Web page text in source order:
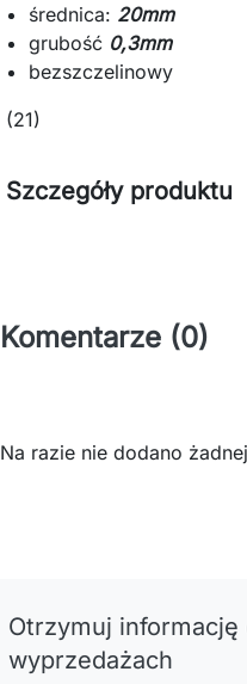
średnica: 20mm
grubość 0,3mm
bezszczelinowy
(21)
Szczegóły produktu
Komentarze (0)
Na razie nie dodano
Otrzymuj
wyprzedażach